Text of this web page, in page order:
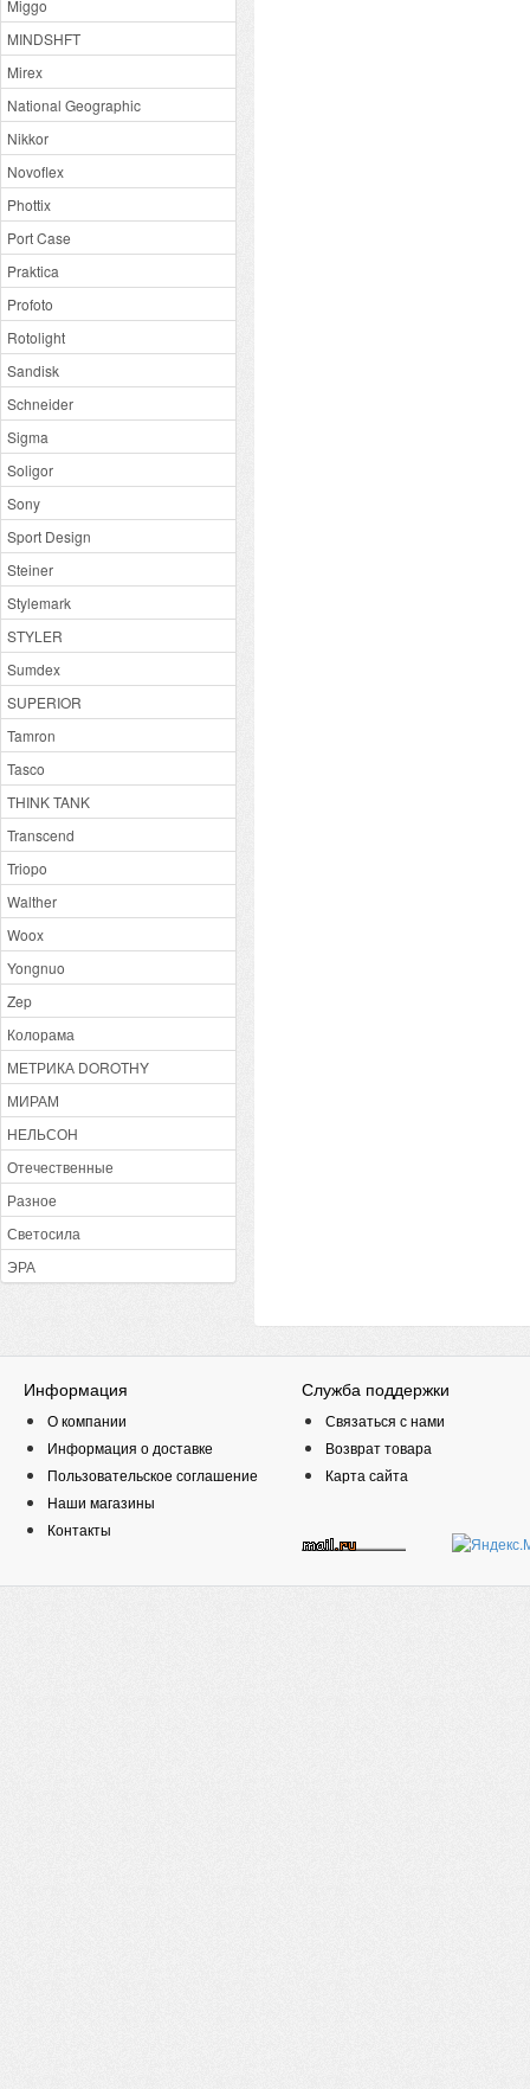
Miggo
MINDSHFT
Mirex
National Geographic
Nikkor
Novoflex
Phottix
Port Case
Praktica
Profoto
Rotolight
Sandisk
Schneider
Sigma
Soligor
Sony
Sport Design
Steiner
Stylemark
STYLER
Sumdex
SUPERIOR
Tamron
Tasco
THINK TANK
Transcend
Triopo
Walther
Woox
Yongnuo
Zep
Колорама
МЕТРИКА DOROTHY
МИРАМ
НЕЛЬСОН
Отечественные
Разное
Светосила
ЭРА
Информация
О компании
Информация о доставке
Пользовательское соглашение
Наши магазины
Контакты
Служба поддержки
Связаться с нами
Возврат товара
Карта сайта